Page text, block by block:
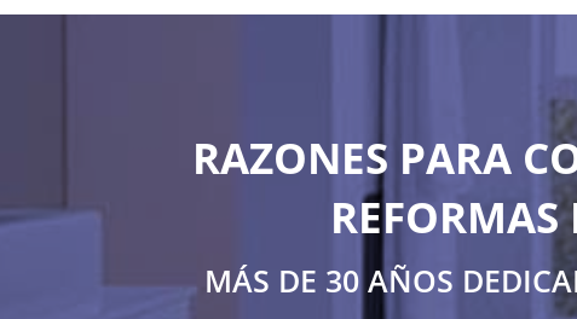
RAZONES PARA
MÁS DE 30 AÑOS